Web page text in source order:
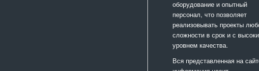
оборудование и опытный
персонал, что позволяет
реализовывать проекты
сложности в срок и с
уровнем качества.
Вся представленная на